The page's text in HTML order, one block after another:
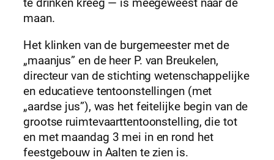
te drinken kreeg — is meegeweest naar de
maan.
Het klinken van de burgemeester met de
„maanjus” en de heer P. van Breukelen,
directeur van de stichting wetenschappelijke
en educatieve tentoonstellingen (met
„aardse jus”), was het feitelijke begin van de
grootse ruimtevaarttentoonstelling, die tot
en met maandag 3 mei in en rond het
feestgebouw in Aalten te zien is.